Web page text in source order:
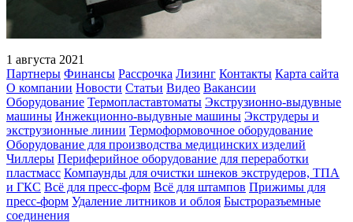
1 августа 2021
Партнеры Финансы Рассрочка Лизинг Контакты Карта сайта
О компании Новости Статьи Видео Вакансии
Оборудование Термопластавтоматы Экструзионно-выдувные
машины Инжекционно-выдувные машины Экструдеры и
экструзионные линии Термоформовочное оборудование
Оборудование для производства медицинских изделий
Чиллеры Периферийное оборудование для переработки
пластмасс Компаунды для очистки шнеков экструдеров, ТПА
и ГКС Всё для пресс-форм Всё для штампов Прижимы для
пресс-форм Удаление литников и облоя Быстроразъемные
соединения